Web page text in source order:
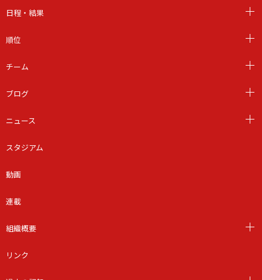
日程・結果
順位
チーム
ブログ
ニュース
スタジアム
動画
連載
組織概要
リンク